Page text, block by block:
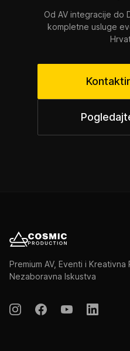
Od AV integracije do
kompletne usluge
Premium AV, Eventi i
Nezaboravna Iskustva